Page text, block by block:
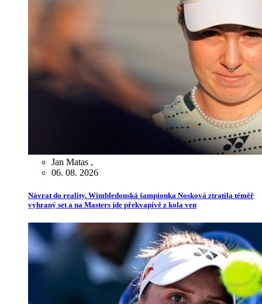
Jan Matas ,
06. 08. 2026
Návrat do reality. Wimbledonská šampionka Nosková ztratila téměř
vyhraný set a na Masters jde překvapivě z kola ven